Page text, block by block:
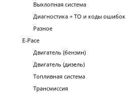
Выхлопная система
Диагностика + ТО и коды ошибок
Разное
E-Pace
Двигатель (бензин)
Двигатель (дизель)
Топливная система
Трансмиссия